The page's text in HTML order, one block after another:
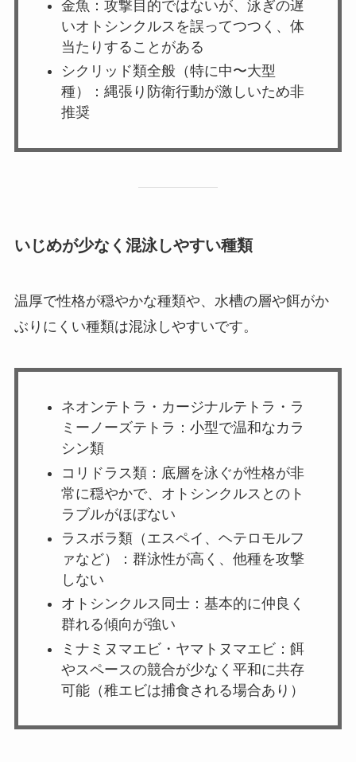
金魚：攻撃目的ではないが、泳ぎの遅
いオトシンクルスを誤ってつつく、体
当たりすることがある
シクリッド類全般（特に中〜大型
種）：縄張り防衛行動が激しいため非
推奨
いじめが少なく混泳しやすい種類
温厚で性格が穏やかな種類や、水槽の層や餌がか
ぶりにくい種類は混泳しやすいです。
ネオンテトラ・カージナルテトラ・ラ
ミーノーズテトラ：小型で温和なカラ
シン類
コリドラス類：底層を泳ぐが性格が非
常に穏やかで、オトシンクルスとのト
ラブルがほぼない
ラスボラ類（エスペイ、ヘテロモルフ
ァなど）：群泳性が高く、他種を攻撃
しない
オトシンクルス同士：基本的に仲良く
群れる傾向が強い
ミナミヌマエビ・ヤマトヌマエビ：餌
やスペースの競合が少なく平和に共存
可能（稚エビは捕食される場合あり）